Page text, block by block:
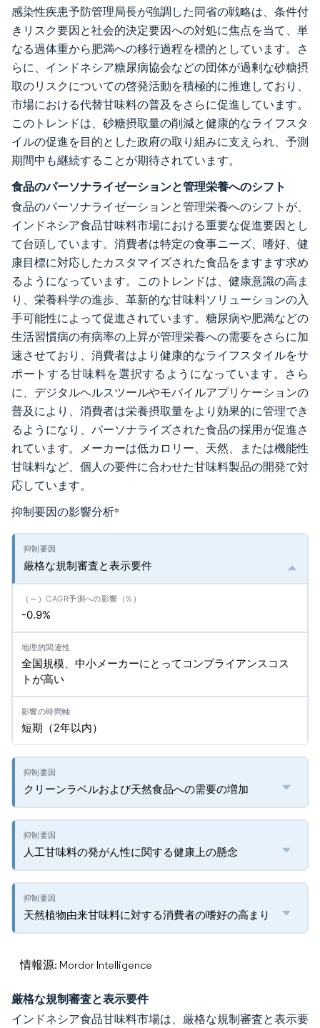
感染性疾患予防管理局長が強調した同省の戦略は、条件付
きリスク要因と社会的決定要因への対処に焦点を当て、単
なる過体重から肥満への移行過程を標的としています。さ
らに、インドネシア糖尿病協会などの団体が過剰な砂糖摂
取のリスクについての啓発活動を積極的に推進しており、
市場における代替甘味料の普及をさらに促進しています。
このトレンドは、砂糖摂取量の削減と健康的なライフスタ
イルの促進を目的とした政府の取り組みに支えられ、予測
期間中も継続することが期待されています。
食品のパーソナライゼーションと管理栄養へのシフト
食品のパーソナライゼーションと管理栄養へのシフトが、
インドネシア食品甘味料市場における重要な促進要因とし
て台頭しています。消費者は特定の食事ニーズ、嗜好、健
康目標に対応したカスタマイズされた食品をますます求め
るようになっています。このトレンドは、健康意識の高ま
り、栄養科学の進歩、革新的な甘味料ソリューションの入
手可能性によって促進されています。糖尿病や肥満などの
生活習慣病の有病率の上昇が管理栄養への需要をさらに加
速させており、消費者はより健康的なライフスタイルをサ
ポートする甘味料を選択するようになっています。さら
に、デジタルヘルスツールやモバイルアプリケーションの
普及により、消費者は栄養摂取量をより効果的に管理でき
るようになり、パーソナライズされた食品の採用が促進さ
れています。メーカーは低カロリー、天然、または機能性
甘味料など、個人の要件に合わせた甘味料製品の開発で対
応しています。
抑制要因の影響分析*
厳格な規制審査と表示要件
-0.9%
全国規模、中小メーカーにとってコンプライアンスコス
トが高い
短期（2年以内）
クリーンラベルおよび天然食品への需要の増加
人工甘味料の発がん性に関する健康上の懸念
天然植物由来甘味料に対する消費者の嗜好の高まり
情報源: Mordor Intelligence
厳格な規制審査と表示要件
インドネシア食品甘味料市場は、厳格な規制審査と表示要